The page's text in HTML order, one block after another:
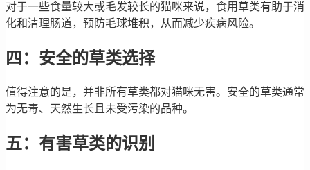
对于一些食量较大或毛发较长的猫咪来说，食用草类有助于消
化和清理肠道，预防毛球堆积，从而减少疾病风险。
四：安全的草类选择
值得注意的是，并非所有草类都对猫咪无害。安全的草类通常
为无毒、天然生长且未受污染的品种。
五：有害草类的识别